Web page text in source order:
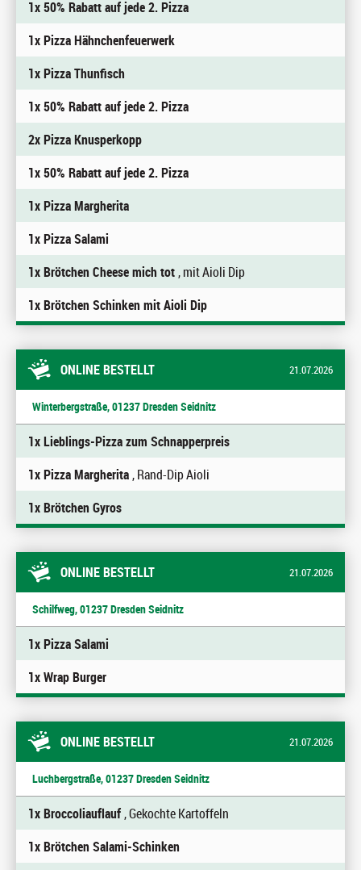
1x 50% Rabatt auf jede 2. Pizza
1x Pizza Hähnchenfeuerwerk
1x Pizza Thunfisch
1x 50% Rabatt auf jede 2. Pizza
2x Pizza Knusperkopp
1x 50% Rabatt auf jede 2. Pizza
1x Pizza Margherita
1x Pizza Salami
1x Brötchen Cheese mich tot, mit Aioli Dip
1x Brötchen Schinken mit Aioli Dip
ONLINE BESTELLT 21.07.2026
Winterbergstraße, 01237 Dresden Seidnitz
1x Lieblings-Pizza zum Schnapperpreis
1x Pizza Margherita, Rand-Dip Aioli
1x Brötchen Gyros
ONLINE BESTELLT 21.07.2026
Schilfweg, 01237 Dresden Seidnitz
1x Pizza Salami
1x Wrap Burger
ONLINE BESTELLT 21.07.2026
Luchbergstraße, 01237 Dresden Seidnitz
1x Broccoliauflauf, Gekochte Kartoffeln
1x Brötchen Salami-Schinken